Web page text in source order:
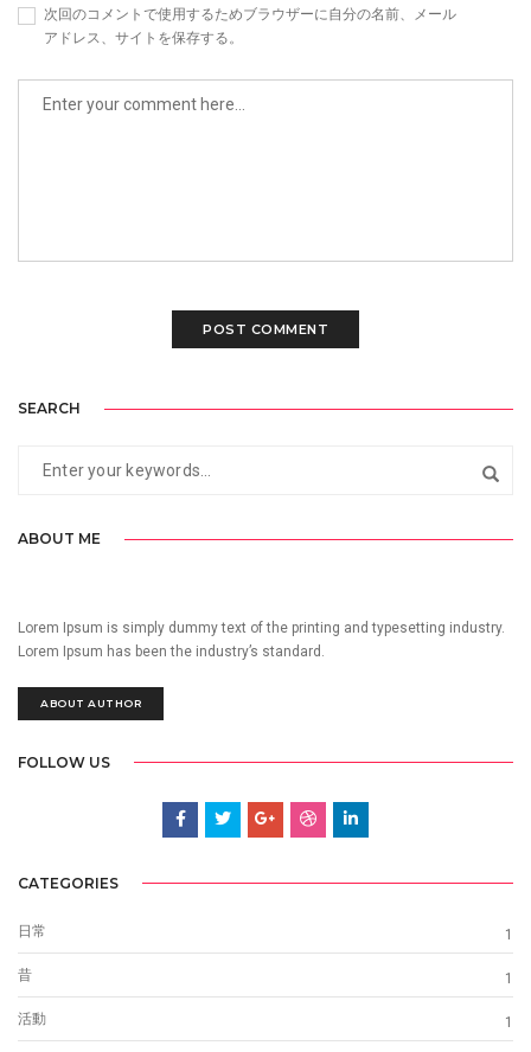
次回のコメントで使用するためブラウザーに自分の名前、メール
アドレス、サイトを保存する。
SEARCH
ABOUT ME
Lorem Ipsum is simply dummy text of the printing and typesetting industry.
Lorem Ipsum has been the industry’s standard.
ABOUT AUTHOR
FOLLOW US
CATEGORIES
日常 1
昔 1
活動 1